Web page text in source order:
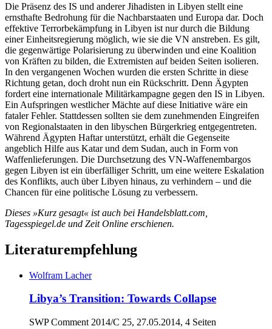
Die Präsenz des IS und anderer Jihadisten in Libyen stellt eine
ernsthafte Bedrohung für die Nachbarstaaten und Europa dar. Doch
effektive Terrorbekämpfung in Libyen ist nur durch die Bildung
einer Einheitsregierung möglich, wie sie die VN anstreben. Es gilt,
die gegenwärtige Polarisierung zu überwinden und eine Koalition
von Kräften zu bilden, die Extremisten auf beiden Seiten isolieren.
In den vergangenen Wochen wurden die ersten Schritte in diese
Richtung getan, doch droht nun ein Rückschritt. Denn Ägypten
fordert eine internationale Militärkampagne gegen den IS in Libyen.
Ein Aufspringen westlicher Mächte auf diese Initiative wäre ein
fataler Fehler. Stattdessen sollten sie dem zunehmenden Eingreifen
von Regionalstaaten in den libyschen Bürgerkrieg entgegentreten.
Während Ägypten Haftar unterstützt, erhält die Gegenseite
angeblich Hilfe aus Katar und dem Sudan, auch in Form von
Waffenlieferungen. Die Durchsetzung des VN-Waffenembargos
gegen Libyen ist ein überfälliger Schritt, um eine weitere Eskalation
des Konflikts, auch über Libyen hinaus, zu verhindern – und die
Chancen für eine politische Lösung zu verbessern.
Dieses »Kurz gesagt« ist auch bei Handelsblatt.com,
Tagesspiegel.de und Zeit Online erschienen.
Literaturempfehlung
Wolfram Lacher
Libya’s Transition: Towards Collapse
SWP Comment 2014/C 25, 27.05.2014, 4 Seiten